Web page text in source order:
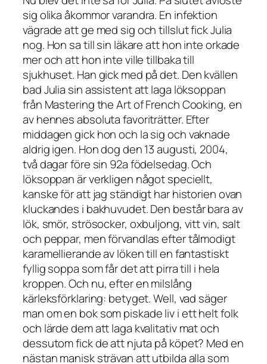
sig olika åkommor varandra. En infektion
vägrade att ge med sig och tillslut fick Julia
nog. Hon sa till sin läkare att hon inte orkade
mer och att hon inte ville tillbaka till
sjukhuset. Han gick med på det. Den kvällen
bad Julia sin assistent att laga löksoppan
från Mastering the Art of French Cooking, en
av hennes absoluta favoriträtter. Efter
middagen gick hon och la sig och vaknade
aldrig igen. Hon dog den 13 augusti, 2004,
två dagar före sin 92a födelsedag. Och
löksoppan är verkligen något speciellt,
kanske för att jag ständigt har historien ovan
kluckandes i bakhuvudet. Den består bara av
lök, smör, strösocker, oxbuljong, vitt vin, salt
och peppar, men förvandlas efter tålmodigt
karamellierande av löken till en fantastiskt
fyllig soppa som får det att pirra till i hela
kroppen.Och nu, efter en milslång
kärleksförklaring: betyget. Well, vad säger
man om en bok som piskade liv i ett helt folk
och lärde dem att laga kvalitativ mat och
dessutom fick de att njuta på köpet? Med en
nästan manisk strävan att utbilda alla som